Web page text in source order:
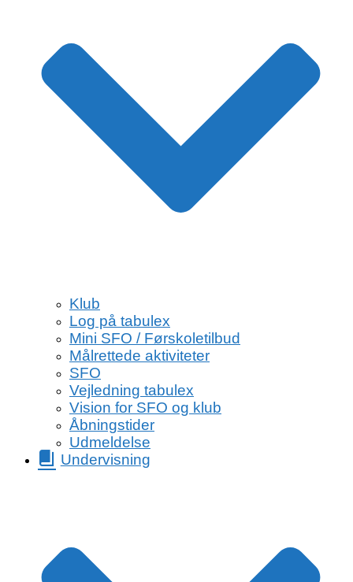
Klub
Log på tabulex
Mini SFO / Førskoletilbud
Målrettede aktiviteter
SFO
Vejledning tabulex
Vision for SFO og klub
Åbningstider
Udmeldelse
Undervisning